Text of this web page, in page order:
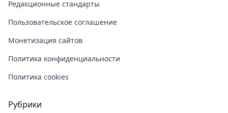
Редакционные стандарты
Пользовательское соглашение
Монетизация сайтов
Политика конфиденциальности
Политика cookies
Рубрики